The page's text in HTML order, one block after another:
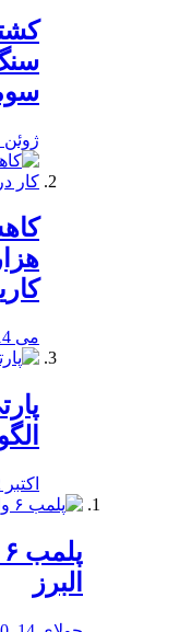
ژوئن 22, 2020
می 14, 2020
اکتبر 22, 2019
البرز